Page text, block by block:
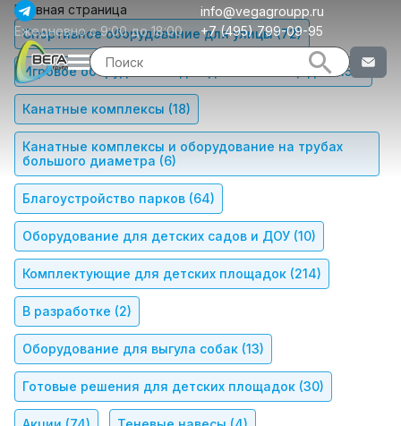
info@vegagroupp.ru
Ежедневно с 9:00 до 18:00
+7 (495) 799-09-95
Главная страница
Спортивное оборудование для улицы(72)
Игровое оборудование для детских площадок (156)
Канатные комплексы (18)
Канатные комплексы и оборудование на трубах
большого диаметра (6)
Благоустройство парков (64)
Оборудование для детских садов и ДОУ (10)
Комплектующие для детских площадок (214)
В разработке (2)
Оборудование для выгула собак (13)
Готовые решения для детских площадок (30)